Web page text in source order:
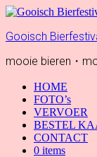
Gooisch
mooie bieren・
HOME
FOTO’s
VERVOER
BESTEL
CONTACT
0 items